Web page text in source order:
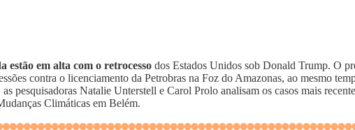
estão em alta com o retrocesso dos Estados Unidos sob Donald Trump. O
contra o licenciamento da Petrobras na Foz do Amazonas, ao mesmo
as pesquisadoras Natalie Unterstell e Carol Prolo analisam os casos mais
Climáticas em Belém.